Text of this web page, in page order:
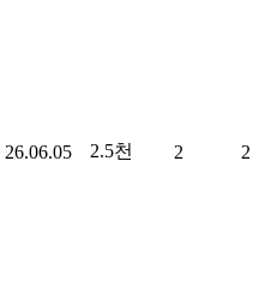
26.06.05 2.5천 2 2